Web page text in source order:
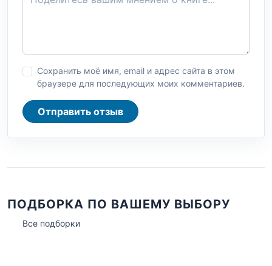
Сохранить моё имя, email и адрес сайта в этом
браузере для последующих моих комментариев.
Отправить отзыв
ПОДБОРКА ПО ВАШЕМУ ВЫБОРУ
Все подборки